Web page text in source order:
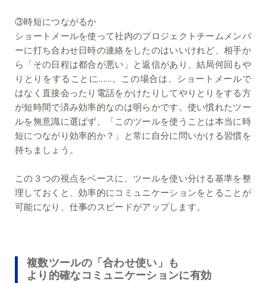
③時短につながるか
ショートメールを使って社内のプロジェクトチームメンバ
ーに打ち合わせ日時の連絡をしたのはいいけれど、相手か
ら「その日程は都合が悪い」と返信があり、結局何回もや
りとりをすることに……。この場合は、ショートメールで
はなく直接会ったり電話をかけたりしてやりとりをする方
が短時間で済み効率的なのは明らかです。使い慣れたツー
ルを無意識に選ばず、「このツールを使うことは本当に時
短につながり効率的か？」と常に自分に問いかける習慣を
持ちましょう。
この３つの視点をベースに、ツールを使い分ける基準を整
理しておくと、効率的にコミュニケーションをとることが
可能になり、仕事のスピードがアップします。
複数ツールの「合わせ使い」も
より的確なコミュニケーションに有効